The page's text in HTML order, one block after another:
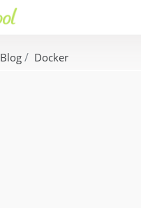
Blog Docker